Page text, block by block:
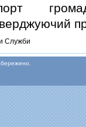
Служби